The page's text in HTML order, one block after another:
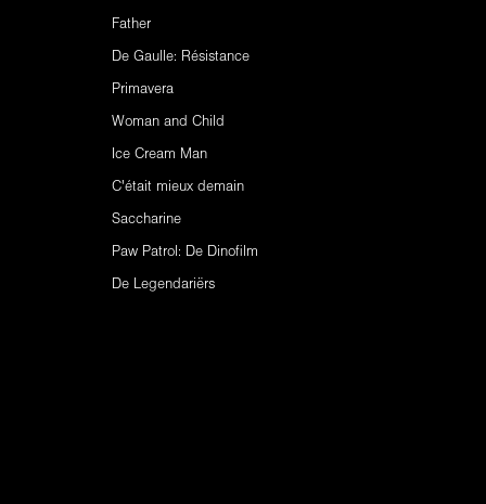
Father
De Gaulle: Résistance
Primavera
Woman and Child
Ice Cream Man
C'était mieux demain
Saccharine
Paw Patrol: De Dinofilm
De Legendariërs